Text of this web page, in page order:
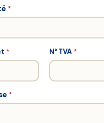
*
*
°
°
N° TVA *
*